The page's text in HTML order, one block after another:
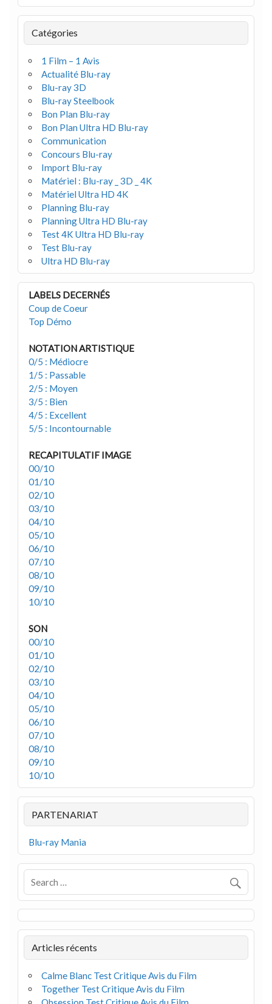
Catégories
1 Film – 1 Avis
Actualité Blu-ray
Blu-ray 3D
Blu-ray Steelbook
Bon Plan Blu-ray
Bon Plan Ultra HD Blu-ray
Communication
Concours Blu-ray
Import Blu-ray
Matériel : Blu-ray _ 3D _ 4K
Matériel Ultra HD 4K
Planning Blu-ray
Planning Ultra HD Blu-ray
Test 4K Ultra HD Blu-ray
Test Blu-ray
Ultra HD Blu-ray
LABELS DECERNÉS
Coup de Coeur
Top Démo
NOTATION ARTISTIQUE
0/5 : Médiocre
1/5 : Passable
2/5 : Moyen
3/5 : Bien
4/5 : Excellent
5/5 : Incontournable
RECAPITULATIF IMAGE
00/10
01/10
02/10
03/10
04/10
05/10
06/10
07/10
08/10
09/10
10/10
SON
00/10
01/10
02/10
03/10
04/10
05/10
06/10
07/10
08/10
09/10
10/10
PARTENARIAT
Blu-ray Mania
Articles récents
Calme Blanc Test Critique Avis du Film
Together Test Critique Avis du Film